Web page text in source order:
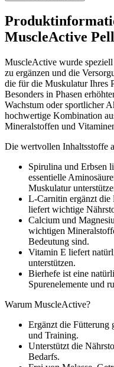
MuscleActive
MuscleActive wurde
zu ergänzen und die
die für die Muskulatur Ihres
Besonders in Phasen
Wachstum oder sportlicher
hochwertige Kombination
Mineralstoffen und
Die wertvollen Inhaltsstoffe
Spirulina und Erbsen
essentielle
Muskulatur
L-Carnitin ergänzt die
liefert wichtige
Calcium und
wichtigen
Bedeutung sind.
Vitamin E liefert
unterstützen.
Bierhefe ist eine
Spurenelemente und
Warum MuscleActive?
Ergänzt die Fütterung
und Training.
Unterstützt die
Bedarfs.